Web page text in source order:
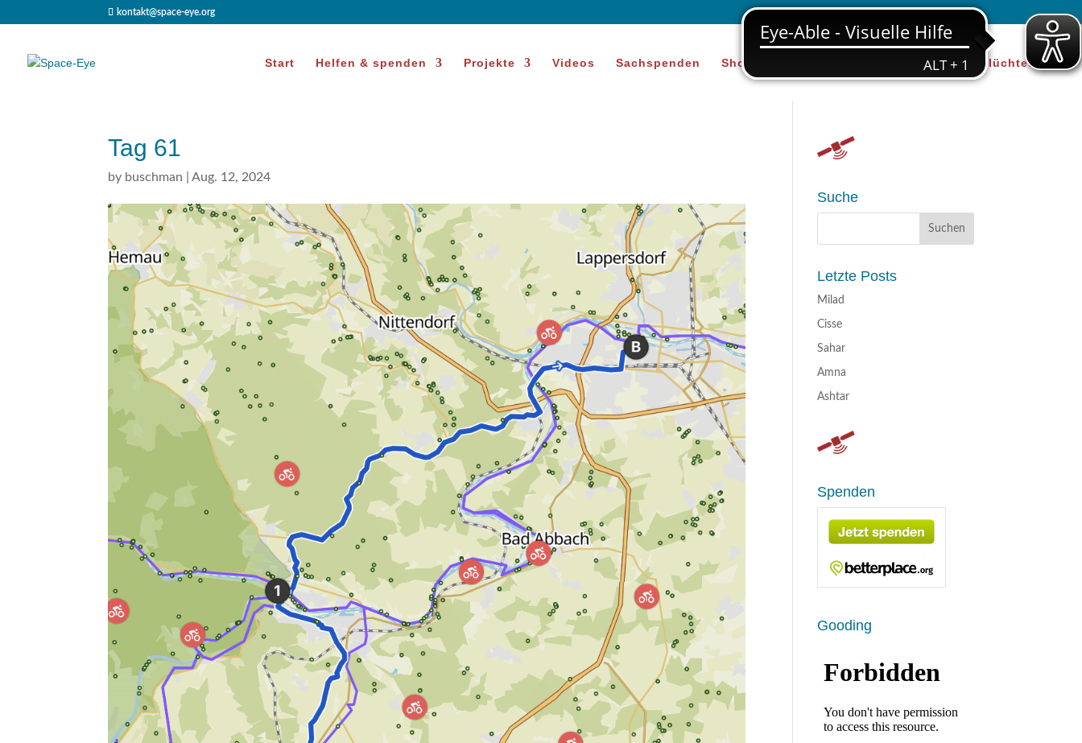
kontakt@space-eye.org
Start Helfen & spenden Projekte Videos Sachspenden Shop Beratung für Geflüchtete
Tag 61
by buschman |Aug. 12, 2024
Suche
Letzte Posts
Milad
Cisse
Sahar
Amna
Ashtar
Spenden
Gooding